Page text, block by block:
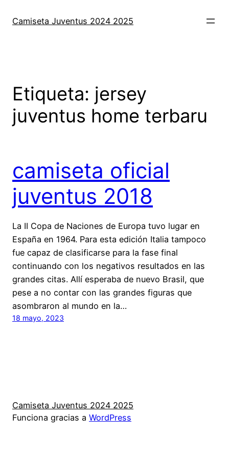
Camiseta Juventus 2024 2025
Etiqueta: jersey
juventus home terbaru
camiseta oficial
juventus 2018
La II Copa de Naciones de Europa tuvo lugar en
España en 1964. Para esta edición Italia tampoco
fue capaz de clasificarse para la fase final
continuando con los negativos resultados en las
grandes citas. Allí esperaba de nuevo Brasil, que
pese a no contar con las grandes figuras que
asombraron al mundo en la…
18 mayo, 2023
Camiseta Juventus 2024 2025
Funciona gracias a WordPress